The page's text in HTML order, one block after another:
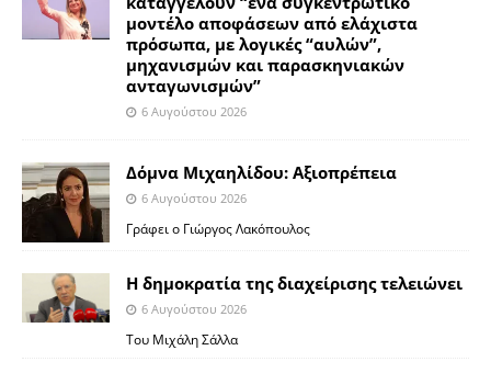
μοντέλο αποφάσεων από ελάχιστα
πρόσωπα, με λογικές “αυλών”,
μηχανισμών και παρασκηνιακών
ανταγωνισμών”
6 Αυγούστου 2026
Δόμνα Μιχαηλίδου: Αξιοπρέπεια
6 Αυγούστου 2026
Γράφει ο Γιώργος Λακόπουλος
Η δημοκρατία της διαχείρισης τελειώνει
6 Αυγούστου 2026
Του Μιχάλη Σάλλα